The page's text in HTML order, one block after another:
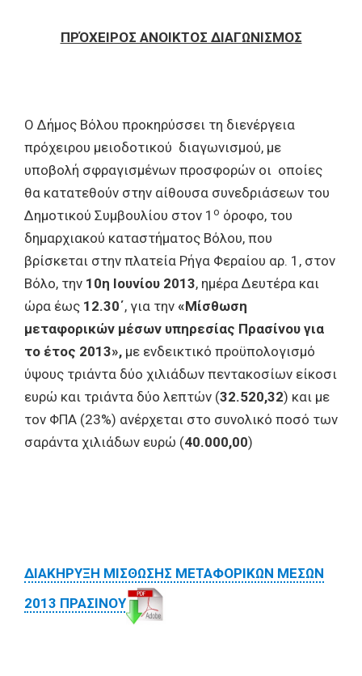
ΠΡΌΧΕΙΡΟΣ ΑΝΟΙΚΤΟΣ ΔΙΑΓΩΝΙΣΜΟΣ
Ο Δήμος Bόλου προκηρύσσει τη διενέργεια
πρόχειρου μειοδοτικού διαγωνισμού, με
υποβολή σφραγισμένων προσφορών οι οποίες
θα κατατεθούν στην αίθουσα συνεδριάσεων του
Δημοτικού Συμβουλίου στον 1 ο όροφο, του
δημαρχιακού καταστήματος Βόλου, που
βρίσκεται στην πλατεία Ρήγα Φεραίου αρ. 1, στον
Βόλο, την 10η Ιουνίου 2013, ημέρα Δευτέρα και
ώρα έως 12.30΄, για την «Μίσθωση
μεταφορικών μέσων υπηρεσίας Πρασίνου για
το έτος 2013», με ενδεικτικό προϋπολογισμό
ύψους τριάντα δύο χιλιάδων πεντακοσίων είκοσι
ευρώ και τριάντα δύο λεπτών (32.520,32) και µε
τον ΦΠΑ (23%) ανέρχεται στο συνολικό ποσό των
σαράντα χιλιάδων ευρώ (40.000,00)
ΔΙΑΚΗΡΥΞΗ ΜΙΣΘΩΣΗΣ ΜΕΤΑΦΟΡΙΚΩΝ ΜΕΣΩΝ
2013 ΠΡΑΣΙΝΟΥ